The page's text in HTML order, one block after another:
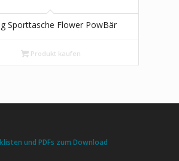
Sporttasche Flower PowBär
Produkt kaufen
und PDFs zum Download